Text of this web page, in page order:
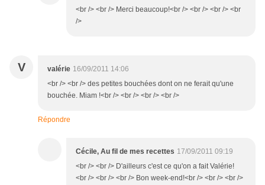
<br /> <br /> Merci beaucoup!<br /> <br /> <br /> <br
/>
V valérie 16/09/2011 14:06
<br /> <br /> des petites bouchées dont on ne ferait qu'une
bouchée. Miam !<br /> <br /> <br /> <br />
Répondre
Cécile, Au fil de mes recettes 17/09/2011 09:19
<br /> <br /> D'ailleurs c'est ce qu'on a fait Valérie!
<br /> <br /> <br /> Bon week-end!<br /> <br /> <br />